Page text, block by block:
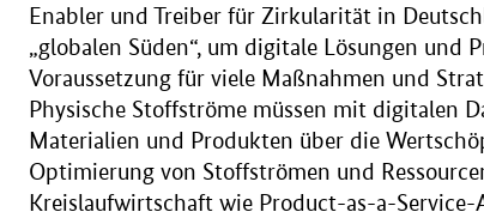
Enabler und Treiber für Zirkularität in
„globalen Süden“, um digitale Lösungen und
Voraussetzung für viele Maßnahmen und
Physische Stoffströme müssen mit digitalen
Materialien und Produkten über die
Optimierung von Stoffströmen und
Kreislaufwirtschaft wie Product-as-a-